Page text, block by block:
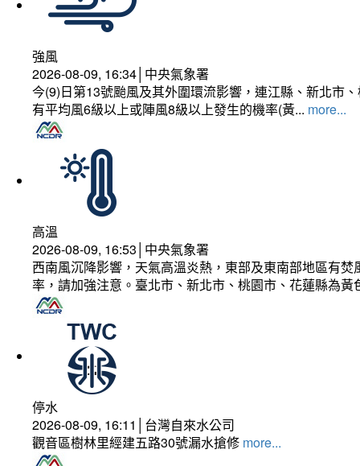
強風
2026-08-09, 16:34│中央氣象署
今(9)日第13號颱風及其外圍環流影響，連江縣、新北市
有平均風6級以上或陣風8級以上發生的機率(黃... more...
高溫
2026-08-09, 16:53│中央氣象署
西南風沉降影響，天氣高溫炎熱，東部及東南部地區有
率，請加強注意。臺北市、新北市、桃園市、花蓮縣為
停水
2026-08-09, 16:11│台灣自來水公司
觀音區樹林里經建五路30號漏水搶修 more...